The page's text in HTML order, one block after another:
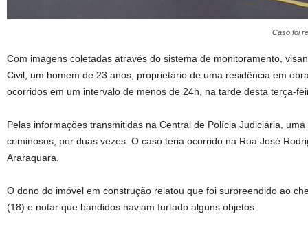
Caso foi
Com imagens coletadas através do sistema de monitoramento,
Civil, um homem de 23 anos, proprietário de uma residência em
ocorridos em um intervalo de menos de 24h, na tarde desta terça-
Pelas informações transmitidas na Central de Polícia Judiciária,
criminosos, por duas vezes. O caso teria ocorrido na Rua José
Araraquara.
O dono do imóvel em construção relatou que foi surpreendido ao
(18) e notar que bandidos haviam furtado alguns objetos.